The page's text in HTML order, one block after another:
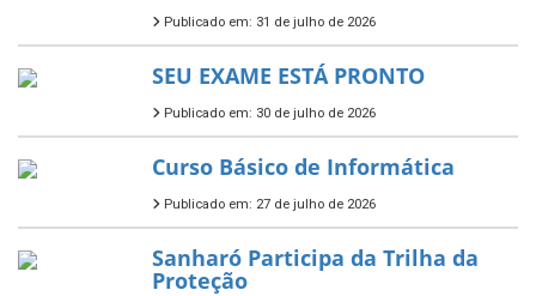
Publicado em: 31 de julho de 2026
SEU EXAME ESTÁ PRONTO
Publicado em: 30 de julho de 2026
Curso Básico de Informática
Publicado em: 27 de julho de 2026
Sanharó Participa da Trilha da
Proteção